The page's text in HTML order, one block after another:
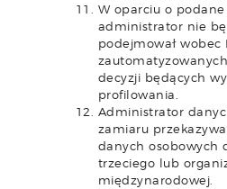
W oparciu o
administrator nie
podejmował wobec
decyzji będących
profilowania.
Administrator
zamiaru
danych osobowych
trzeciego lub
międzynarodowej.